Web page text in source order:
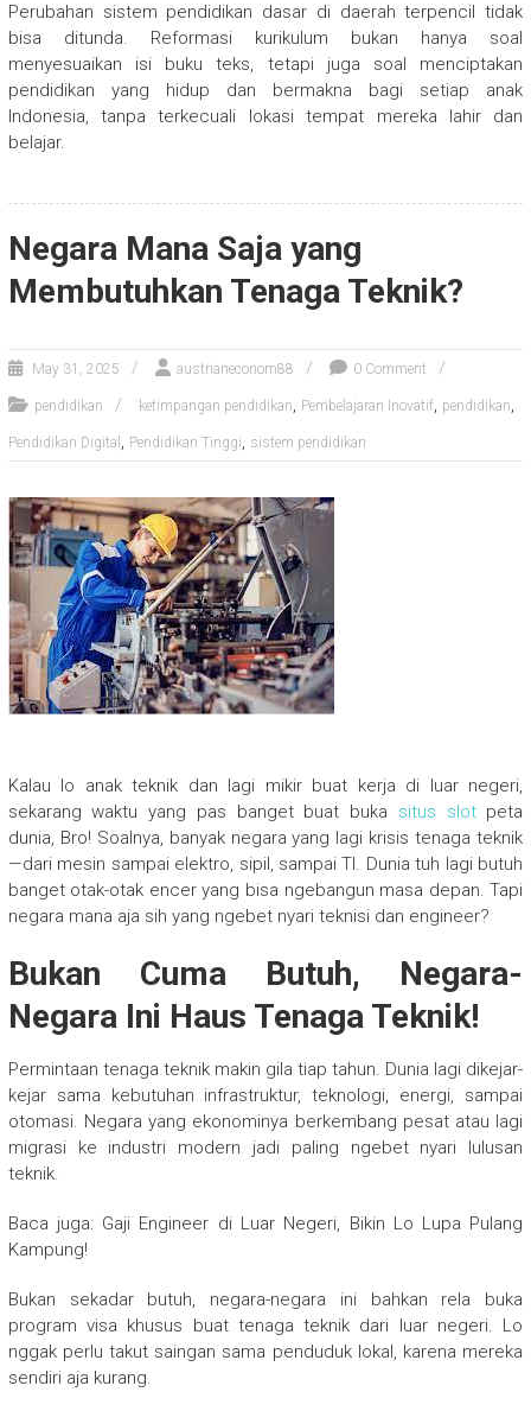
Perubahan sistem pendidikan dasar di daerah terpencil tidak
bisa ditunda. Reformasi kurikulum bukan hanya soal
menyesuaikan isi buku teks, tetapi juga soal menciptakan
pendidikan yang hidup dan bermakna bagi setiap anak
Indonesia, tanpa terkecuali lokasi tempat mereka lahir dan
belajar.
Negara Mana Saja yang
Membutuhkan Tenaga Teknik?
May 31, 2025 austrianeconom88 0 Comment
pendidikan ketimpangan pendidikan, Pembelajaran Inovatif, pendidikan,
Pendidikan Digital , Pendidikan Tinggi, sistem pendidikan
Kalau lo anak teknik dan lagi mikir buat kerja di luar negeri,
sekarang waktu yang pas banget buat buka situs slotpeta
dunia, Bro! Soalnya, banyak negara yang lagi krisis tenaga teknik
—dari mesin sampai elektro, sipil, sampai TI. Dunia tuh lagi butuh
banget otak-otak encer yang bisa ngebangun masa depan. Tapi
negara mana aja sih yang ngebet nyari teknisi dan engineer?
Bukan Cuma Butuh, Negara-
Negara Ini Haus Tenaga Teknik!
Permintaan tenaga teknik makin gila tiap tahun. Dunia lagi dikejar-
kejar sama kebutuhan infrastruktur, teknologi, energi, sampai
otomasi. Negara yang ekonominya berkembang pesat atau lagi
migrasi ke industri modern jadi paling ngebet nyari lulusan
teknik.
Baca juga: Gaji Engineer di Luar Negeri, Bikin Lo Lupa Pulang
Kampung!
Bukan sekadar butuh, negara-negara ini bahkan rela buka
program visa khusus buat tenaga teknik dari luar negeri. Lo
nggak perlu takut saingan sama penduduk lokal, karena mereka
sendiri aja kurang.